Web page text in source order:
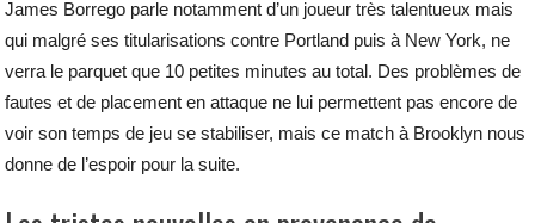
James Borrego parle notamment d’un joueur très talentueux mais
qui malgré ses titularisations contre Portland puis à New York, ne
verra le parquet que 10 petites minutes au total. Des problèmes de
fautes et de placement en attaque ne lui permettent pas encore de
voir son temps de jeu se stabiliser, mais ce match à Brooklyn nous
donne de l’espoir pour la suite.